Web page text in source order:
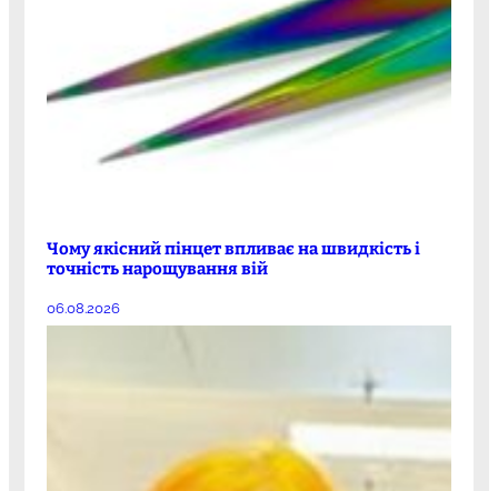
Чому якісний пінцет впливає на швидкість і
точність нарощування вій
06.08.2026